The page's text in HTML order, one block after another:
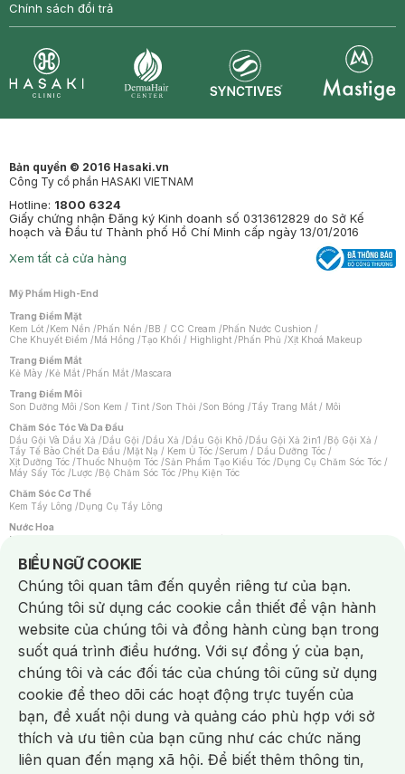
Chính sách đổi trả
Bản quyền © 2016 Hasaki.vn
Công Ty cổ phần HASAKI VIETNAM
Hotline: 1800 6324
Giấy chứng nhận Đăng ký Kinh doanh số 0313612829 do Sở Kế
hoạch và Đầu tư Thành phố Hồ Chí Minh cấp ngày 13/01/2016
Xem tất cả cửa hàng
Mỹ Phẩm High-End
Trang Điểm Mặt
Kem Lót /Kem Nền /Phấn Nền /BB / CC Cream /Phấn Nước Cushion /
Che Khuyết Điểm /Má Hồng /Tạo Khối / Highlight /Phấn Phủ /Xịt Khoá Makeup
Trang Điểm Mắt
Kẻ Mày /Kẻ Mắt /Phấn Mắt /Mascara
Trang Điểm Môi
Son Dưỡng Môi /Son Kem / Tint /Son Thỏi /Son Bóng /Tẩy Trang Mắt / Môi
Chăm Sóc Tóc Và Da Đầu
Dầu Gội Và Dầu Xả /Dầu Gội /Dầu Xả /Dầu Gội Khô /Dầu Gội Xả 2in1 /Bộ Gội Xả /
Tẩy Tế Bào Chết Da Đầu /Mặt Nạ / Kem Ủ Tóc /Serum / Dầu Dưỡng Tóc /
Xịt Dưỡng Tóc /Thuốc Nhuộm Tóc /Sản Phẩm Tạo Kiểu Tóc /Dụng Cụ Chăm Sóc Tóc /
Máy Sấy Tóc /Lược /Bộ Chăm Sóc Tóc /Phụ Kiện Tóc
Chăm Sóc Cơ Thể
Kem Tẩy Lông /Dụng Cụ Tẩy Lông
Nước Hoa
Nước Hoa Nữ
Chăm Sóc Cá Nhân
Chống Muỗi /Khẩu Trang /Máy Massage/Mặt Nạ Xông Hơi /Nước Rửa Tay/
Sản Phẩm Chăm Sóc Khác /Bàn Chải Đánh Răng /Bàn Chải Điện/
Hỗ Trợ Trắng Răng/Kem Đánh Răng /Máy Tăm Nước/ Nước Súc Miệng/
Tăm / Chỉ Nha Khoa/ Xịt Thơm Miệng / Dung Dịch Vệ Sinh/Dưỡng Vùng Kín/
Khăn Ướt Vệ Sinh Vùng Kín/Băng Vệ Sinh/Tampon/Bọt Cạo Râu /Dao Cạo Râu/
Máy Cạo Râu
Vấn Đề Về Da
Da Dầu / Lỗ Chân Lông To/ Da Khô / Mất Nước/ Da Lão Hóa/ Da Mụn/
Da Nhạy Cảm / Kích Ứng
Da Xỉn Màu Thâm / Nám / Tàn Nhang
Quầng Thâm & Bọng Mắt /Sẹo /Viêm Da Cơ Địa
Dụng Cụ / Phụ Kiện Chăm Sóc Da
Bông Tẩy Trang
Khăn Lau Mặt Khô Dụng Cụ / Máy Rửa Mặt Máy Chăm Sóc Da
Dụng Cụ Chăm Sóc Khác
BIỂU NGỮ COOKIE
Notice about cookies usage
Chúng tôi quan tâm đến quyền riêng tư của bạn.
Chúng tôi sử dụng các cookie cần thiết để vận hành
website của chúng tôi và đồng hành cùng bạn trong
suốt quá trình điều hướng. Với sự đồng ý của bạn,
chúng tôi và các đối tác của chúng tôi cũng sử dụng
cookie để theo dõi các hoạt động trực tuyến của
bạn, đề xuất nội dung và quảng cáo phù hợp với sở
thích và ưu tiên của bạn cũng như các chức năng
liên quan đến mạng xã hội. Để biết thêm thông tin,